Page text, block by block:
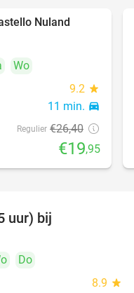
Nuland
Wo
9.2 star
11 min. directions_car
Regulier €26,40
€19,95
uur) bij
Do
8.9 star